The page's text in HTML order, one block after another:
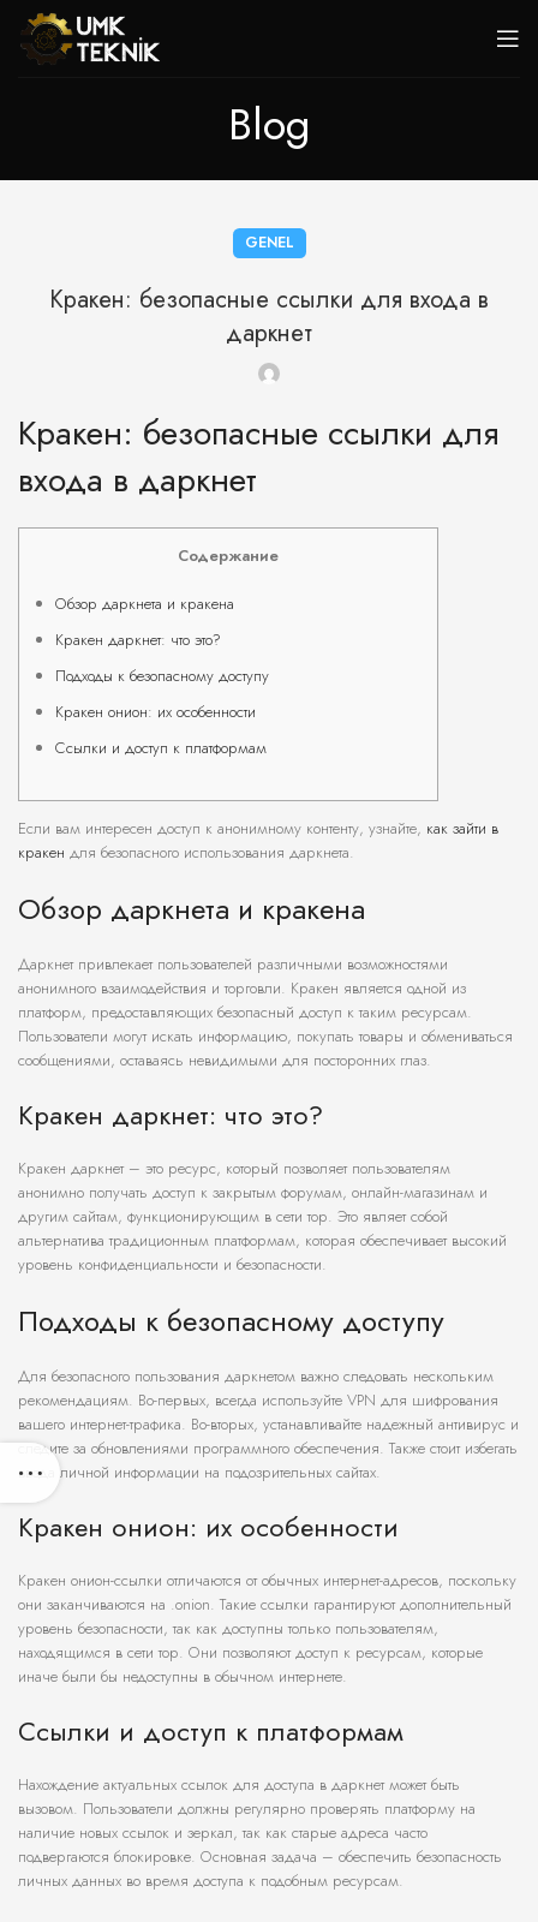
Blog
GENEL
Кракен: безопасные ссылки для входа в
даркнет
Кракен: безопасные ссылки для
входа в даркнет
Содержание
Обзор даркнета и кракена
Кракен даркнет: что это?
Подходы к безопасному доступу
Кракен онион: их особенности
Ссылки и доступ к платформам
Если вам интересен доступ к анонимному контенту, узнайте, как зайти в
кракен для безопасного использования даркнета.
Обзор даркнета и кракена
Даркнет привлекает пользователей различными возможностями
анонимного взаимодействия и торговли. Кракен является одной из
платформ, предоставляющих безопасный доступ к таким ресурсам.
Пользователи могут искать информацию, покупать товары и обмениваться
сообщениями, оставаясь невидимыми для посторонних глаз.
Кракен даркнет: что это?
Кракен даркнет – это ресурс, который позволяет пользователям
анонимно получать доступ к закрытым форумам, онлайн-магазинам и
другим сайтам, функционирующим в сети тор. Это являет собой
альтернатива традиционным платформам, которая обеспечивает высокий
уровень конфиденциальности и безопасности.
Подходы к безопасному доступу
Для безопасного пользования даркнетом важно следовать нескольким
рекомендациям. Во-первых, всегда используйте VPN для шифрования
вашего интернет-трафика. Во-вторых, устанавливайте надежный антивирус и
следите за обновлениями программного обеспечения. Также стоит избегать
ввода личной информации на подозрительных сайтах.
Кракен онион: их особенности
Кракен онион-ссылки отличаются от обычных интернет-адресов, поскольку
они заканчиваются на .onion. Такие ссылки гарантируют дополнительный
уровень безопасности, так как доступны только пользователям,
находящимся в сети тор. Они позволяют доступ к ресурсам, которые
иначе были бы недоступны в обычном интернете.
Ссылки и доступ к платформам
Нахождение актуальных ссылок для доступа в даркнет может быть
вызовом. Пользователи должны регулярно проверять платформу на
наличие новых ссылок и зеркал, так как старые адреса часто
подвергаются блокировке. Основная задача – обеспечить безопасность
личных данных во время доступа к подобным ресурсам.